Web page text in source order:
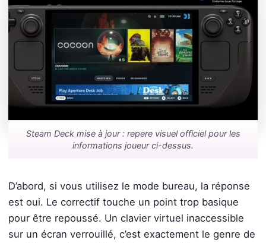
Steam Deck mise à jour : repere visuel officiel pour les
informations joueur ci-dessus.
D’abord, si vous utilisez le mode bureau, la réponse
est oui. Le correctif touche un point trop basique
pour être repoussé. Un clavier virtuel inaccessible
sur un écran verrouillé, c’est exactement le genre de